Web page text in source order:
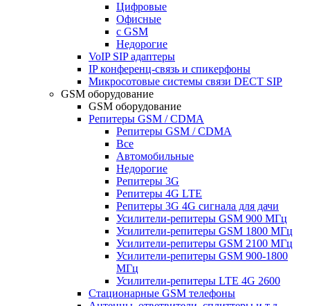
Цифровые
Офисные
с GSM
Недорогие
VoIP SIP адаптеры
IP конференц-связь и спикерфоны
Микросотовые системы связи DECT SIP
GSM оборудование
GSM оборудование
Репитеры GSM / CDMA
Репитеры GSM / CDMA
Все
Автомобильные
Недорогие
Репитеры 3G
Репитеры 4G LTE
Репитеры 3G 4G сигнала для дачи
Усилители-репитеры GSM 900 МГц
Усилители-репитеры GSM 1800 МГц
Усилители-репитеры GSM 2100 МГц
Усилители-репитеры GSM 900-1800
МГц
Усилители-репитеры LTE 4G 2600
Стационарные GSM телефоны